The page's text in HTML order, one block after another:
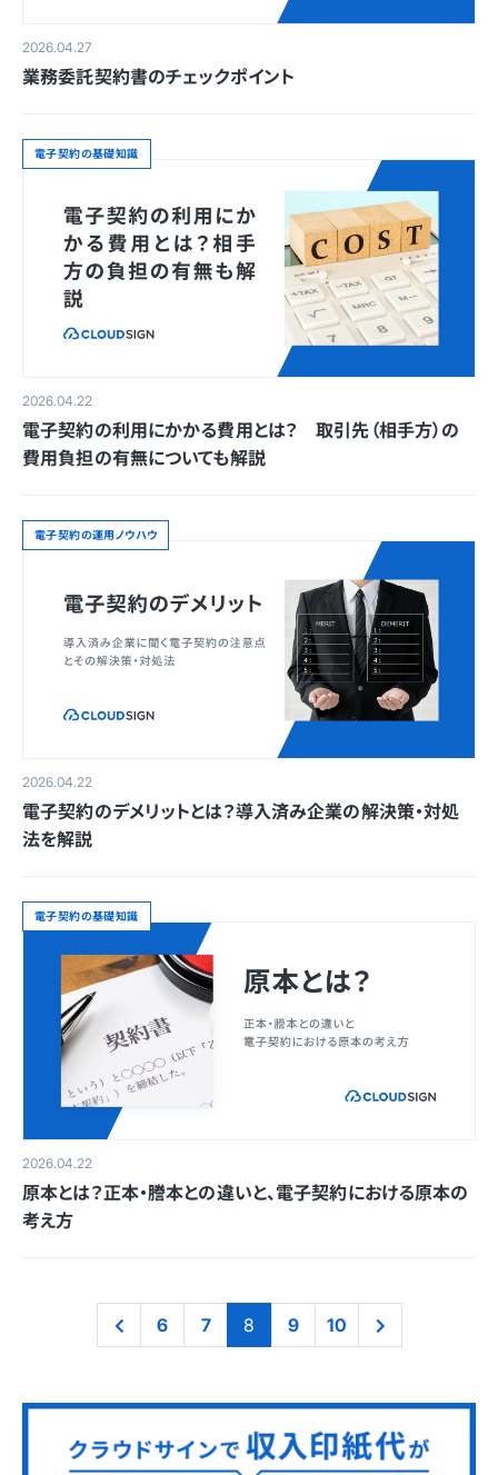
2026.04.27
業務委託契約書のチェックポイント
電子契約の基礎知識
2026.04.22
電子契約の利用にかかる費用とは？ 取引先（相手方）の
費用負担の有無についても解説
電子契約の運用ノウハウ
2026.04.22
電子契約のデメリットとは？導入済み企業の解決策・対処
法を解説
電子契約の基礎知識
2026.04.22
原本とは？正本・謄本との違いと、電子契約における原本の
考え方
6 7 8 9 10